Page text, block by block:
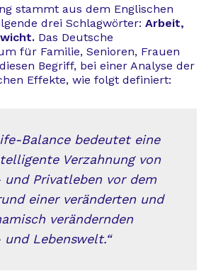
stammt aus dem Englischen
drei Schlagwörter: Arbeit,
Das Deutsche
für Familie, Senioren, Frauen
Begriff, bei einer Analyse der
Effekte, wie folgt definiert:
Balance bedeutet eine
Verzahnung von
Privatleben vor dem
einer veränderten und
verändernden
Lebenswelt.“